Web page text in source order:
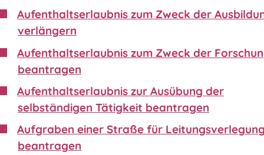
Aufenthaltserlaubnis zum Zweck der
verlängern
Aufenthaltserlaubnis zum Zweck der
beantragen
Aufenthaltserlaubnis zur Ausübung der
selbständigen Tätigkeit beantragen
Aufgraben einer Straße für
beantragen